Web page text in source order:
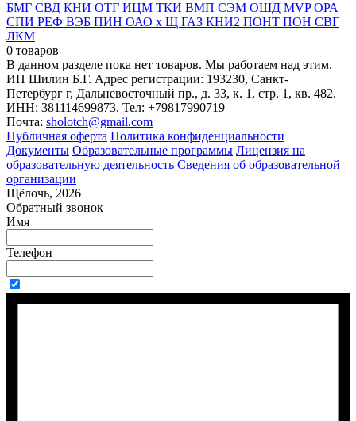
БМГ СВД КНИ ОТГ ИЦМ ТКИ ВМП СЭМ ОШД MVPОРА
СПИ РЕФ ВЭБ ПИН ОАО х Щ ГАЗ КНИ2 ПОНТ ПОН СВГ
ЛКМ
0 товаров
В данном разделе пока нет товаров. Мы работаем над этим.
ИП Шилин Б.Г. Адрес регистрации: 193230, Санкт-
Петербург г, Дальневосточный пр., д. 33, к. 1, стр. 1, кв. 482.
ИНН: 381114699873. Тел: +79817990719
Почта: sholotch@gmail.com
Публичная оферта Политика конфиденциальности
Документы Образовательные программы Лицензия на
образовательную деятельность Сведения об образовательной
организации
Щёлочь, 2026
Обратный звонок
Имя
Телефон